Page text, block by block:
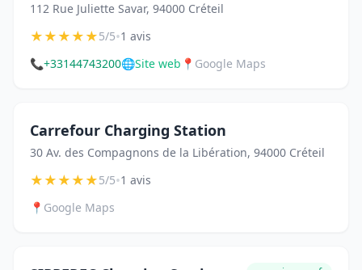
112 Rue Juliette Savar, 94000 Créteil
★★★★★5/5•1 avis
📞+33144743200🌐Site web 📍 Google Maps
Carrefour Charging Station
30 Av. des Compagnons de la Libération, 94000 Créteil
★★★★★5/5•1 avis
📍 Google Maps